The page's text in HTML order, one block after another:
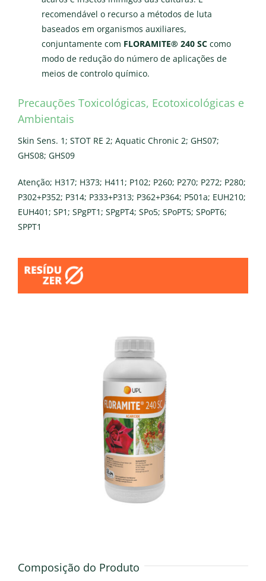
Composição do Produto
recomendável o recurso a métodos de luta
baseados em organismos auxiliares,
conjuntamente com FLORAMITE® 240 SCcomo
modo de redução do número de aplicações de
meios de controlo químico.
Precauções Toxicológicas, Ecotoxicológicas e
Ambientais
Skin Sens. 1; STOT RE 2; Aquatic Chronic 2; GHS07;
GHS08; GHS09
Atenção; H317; H373; H411; P102; P260; P270; P272; P280;
P302+P352; P314; P333+P313; P362+P364; P501a; EUH210;
EUH401; SP1; SPgPT1; SPgPT4; SPo5; SPoPT5; SPoPT6;
SPPT1